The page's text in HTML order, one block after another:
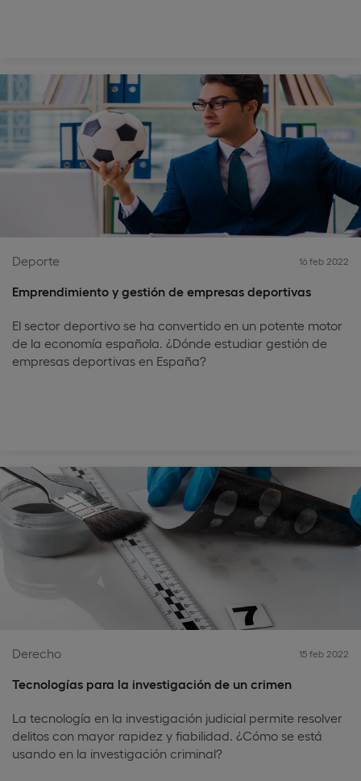
Deporte 16 feb 2022
Emprendimiento y gestión de empresas deportivas
El sector deportivo se ha convertido en un potente motor
de la economía española. ¿Dónde estudiar gestión de
empresas deportivas en España?
Derecho 15 feb 2022
Tecnologías para la investigación de un crimen
La tecnología en la investigación judicial permite resolver
delitos con mayor rapidez y fiabilidad. ¿Cómo se está
usando en la investigación criminal?